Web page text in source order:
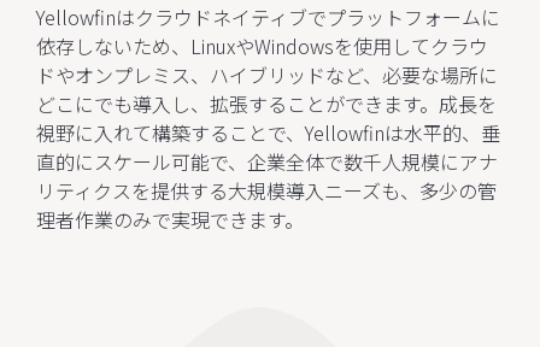
Yellowfinはクラウドネイティブでプラットフォームに
依存しないため、LinuxやWindowsを使用してクラウ
ドやオンプレミス、ハイブリッドなど、必要な場所に
どこにでも導入し、拡張することができます。成長を
視野に入れて構築することで、Yellowfinは水平的、垂
直的にスケール可能で、企業全体で数千人規模にアナ
リティクスを提供する大規模導入ニーズも、多少の管
理者作業のみで実現できます。